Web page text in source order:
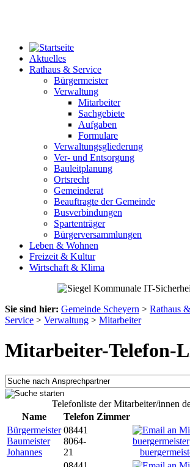
Aktuelles
Rathaus & Service
Bürgermeister
Verwaltung
Mitarbeiter
Sachgebiete
Aufgaben
Formulare
Verwaltungsgliederung
Ver- und Entsorgung
Bauleitplanung
Ortsrecht
Gemeinderat
Beauftragte der Gemeinde
Busverbindungen
Spartenträger
Bürgerversammlungen
Leben & Wohnen
Freizeit & Kultur
Wirtschaft & Klima
Sie sind hier: Gemeinde Scheyern > Rathaus &
Service > Verwaltung > Mitarbeiter
Mitarbeiter-Telefon-
Telefonliste der Mitarbeiter/innen
Name
Telefon Zimmer
Bürgermeister
Baumeister
Johannes
08441
8064-
21